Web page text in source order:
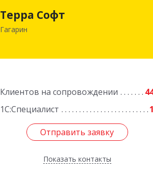
Терра Софт
Гагарин
Клиентов на сопровождении
1С:Специалист
Отправить заявку
Показать контакты
215010, Смоленская обл, Гагарин
Отправить заявку
Назад